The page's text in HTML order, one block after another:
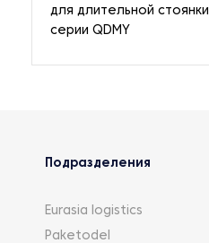
для длительной стоянки
серии QDMY
Подразделения
Eurasia logistics
Paketodel